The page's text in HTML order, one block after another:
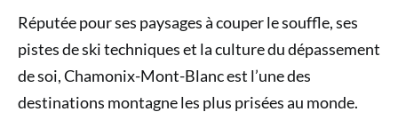
Réputée pour ses paysages à couper le souffle, ses
pistes de ski techniques et la culture du dépassement
de soi, Chamonix-Mont-Blanc est l’une des
destinations montagne les plus prisées au monde.